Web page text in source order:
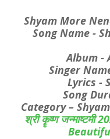
Shyam More
Song Name -
Album -
Singer
Lyrics -
Song
Category –
श्री कॄष्ण